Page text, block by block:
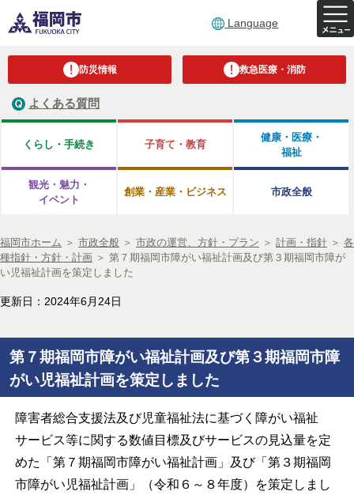
Language
防災情報 救急医療・消防
よくある質問
くらし・手続き 子育て・教育
健康・医療・
福祉
観光・魅力・
イベント
創業・産業・ビジネス 市政全般
福岡市ホーム ＞ 市政全般 ＞ 市政の運営、方針・プラン ＞ 計画・指針 ＞ 各
種指針・方針・計画 ＞ 第７期福岡市障がい福祉計画及び第３期福岡市障が
い児福祉計画を策定しました
更新日：2024年6月24日
第７期福岡市障がい福祉計画及び第３期福岡市障
がい児福祉計画を策定しました
障害者総合支援法及び児童福祉法に基づく障がい福祉
サービス等に関する数値目標及びサービスの見込量を定
めた「第７期福岡市障がい福祉計画」及び「第３期福岡
市障がい児福祉計画」（令和６～８年度）を策定しまし